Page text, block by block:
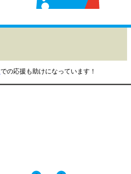
での応援も助けになっています！